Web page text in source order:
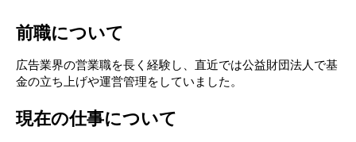
前職について
広告業界の営業職を長く経験し、直近では公益財団法人で基
金の立ち上げや運営管理をしていました。
現在の仕事について